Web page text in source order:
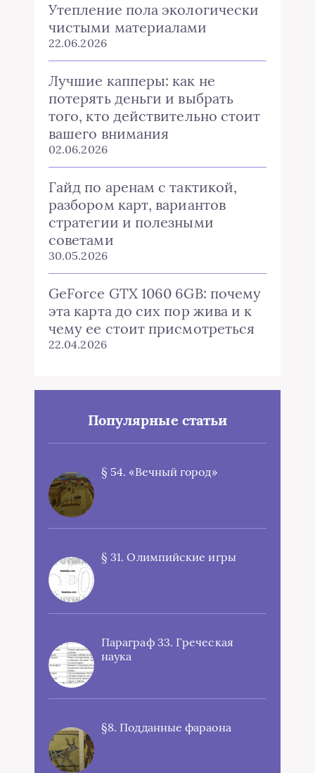
Утепление пола экологически
чистыми материалами
22.06.2026
Лучшие капперы: как не
потерять деньги и выбрать
того, кто действительно стоит
вашего внимания
02.06.2026
Гайд по аренам с тактикой,
разбором карт, вариантов
стратегии и полезными
советами
30.05.2026
GeForce GTX 1060 6GB: почему
эта карта до сих пор жива и к
чему ее стоит присмотреться
22.04.2026
Популярные статьи
§ 54. «Вечный город»
§ 31. Олимпийские игры
Параграф 33. Греческая
наука
§8. Подданные фараона